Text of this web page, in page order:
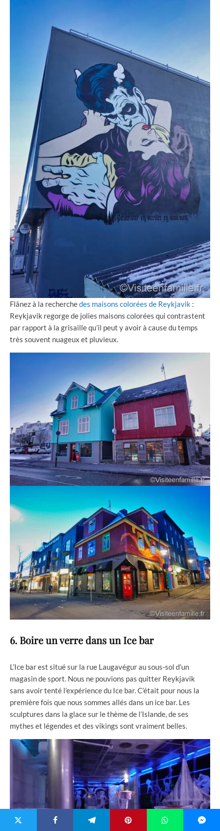
Flânez à la recherchedes maisons colorées de Reykjavik :
Reykjavik regorge de jolies maisons colorées qui contrastent
par rapport à la grisaille qu’il peut y avoir à cause du temps
très souvent nuageux et pluvieux.
6. Boire un verre dans un Ice bar
L’Ice bar est situé sur la rue Laugavégur au sous-sol d’un
magasin de sport. Nous ne pouvions pas quitter Reykjavik
sans avoir tenté l’expérience du Ice bar. C’était pour nous la
première fois que nous sommes allés dans un ice bar. Les
sculptures dans la glace sur le thème de l’Islande, de ses
mythes et légendes et des vikings sont vraiment belles.